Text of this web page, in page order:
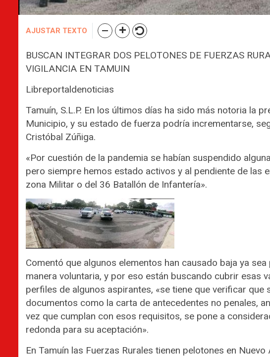
AJUSTAR TEXTO
BUSCAN INTEGRAR DOS PELOTONES DE FUERZAS
VIGILANCIA EN TAMUIN
Libreportaldenoticias
Tamuín, S.L.P. En los últimos días ha sido más notoria la
Municipio, y su estado de fuerza podría incrementarse,
Cristóbal Zúñiga.
«Por cuestión de la pandemia se habían suspendido
pero siempre hemos estado activos y al pendiente de las
zona Militar o del 36 Batallón de Infantería».
Comentó que algunos elementos han causado baja ya
manera voluntaria, y por eso están buscando cubrir esas
perfiles de algunos aspirantes, «se tiene que verificar que
documentos como la carta de antecedentes no penales,
vez que cumplan con esos requisitos, se pone a
redonda para su aceptación».
En Tamuín las Fuerzas Rurales tienen pelotones en